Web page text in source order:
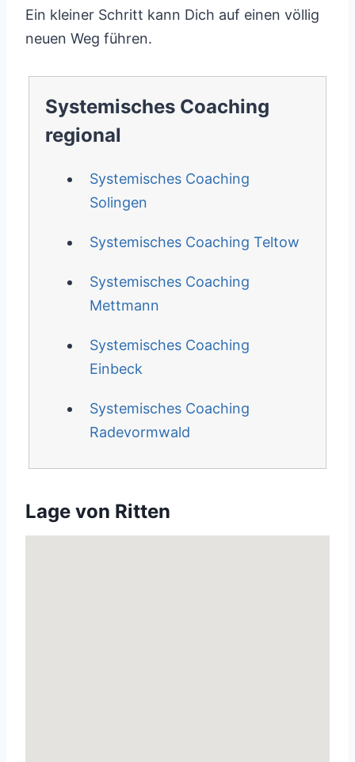
Ein kleiner Schritt kann Dich auf einen völlig
neuen Weg führen.
Systemisches Coaching
regional
Systemisches Coaching
Solingen
Systemisches Coaching Teltow
Systemisches Coaching
Mettmann
Systemisches Coaching
Einbeck
Systemisches Coaching
Radevormwald
Lage von Ritten